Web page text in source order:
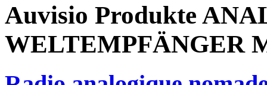
Auvisio Produkte
WELTEMPFÄNGER